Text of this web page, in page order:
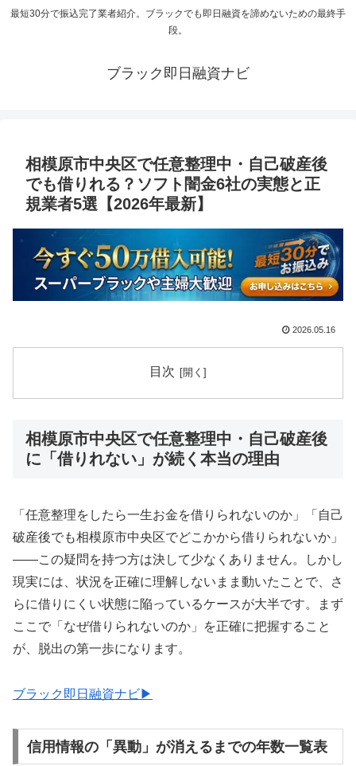
最短30分で振込完了業者紹介。ブラックでも即日融資を諦めないための最終手
段。
ブラック即日融資ナビ
相模原市中央区で任意整理中・自己破産後
でも借りれる？ソフト闇金6社の実態と正
規業者5選【2026年最新】
2026.05.16
目次
相模原市中央区で任意整理中・自己破産後
に「借りれない」が続く本当の理由
「任意整理をしたら一生お金を借りられないのか」「自己
破産後でも相模原市中央区でどこかから借りられないか」
——この疑問を持つ方は決して少なくありません。しかし
現実には、状況を正確に理解しないまま動いたことで、さ
らに借りにくい状態に陥っているケースが大半です。まず
ここで「なぜ借りられないのか」を正確に把握すること
が、脱出の第一歩になります。
ブラック即日融資ナビ▶
信用情報の「異動」が消えるまでの年数一覧表